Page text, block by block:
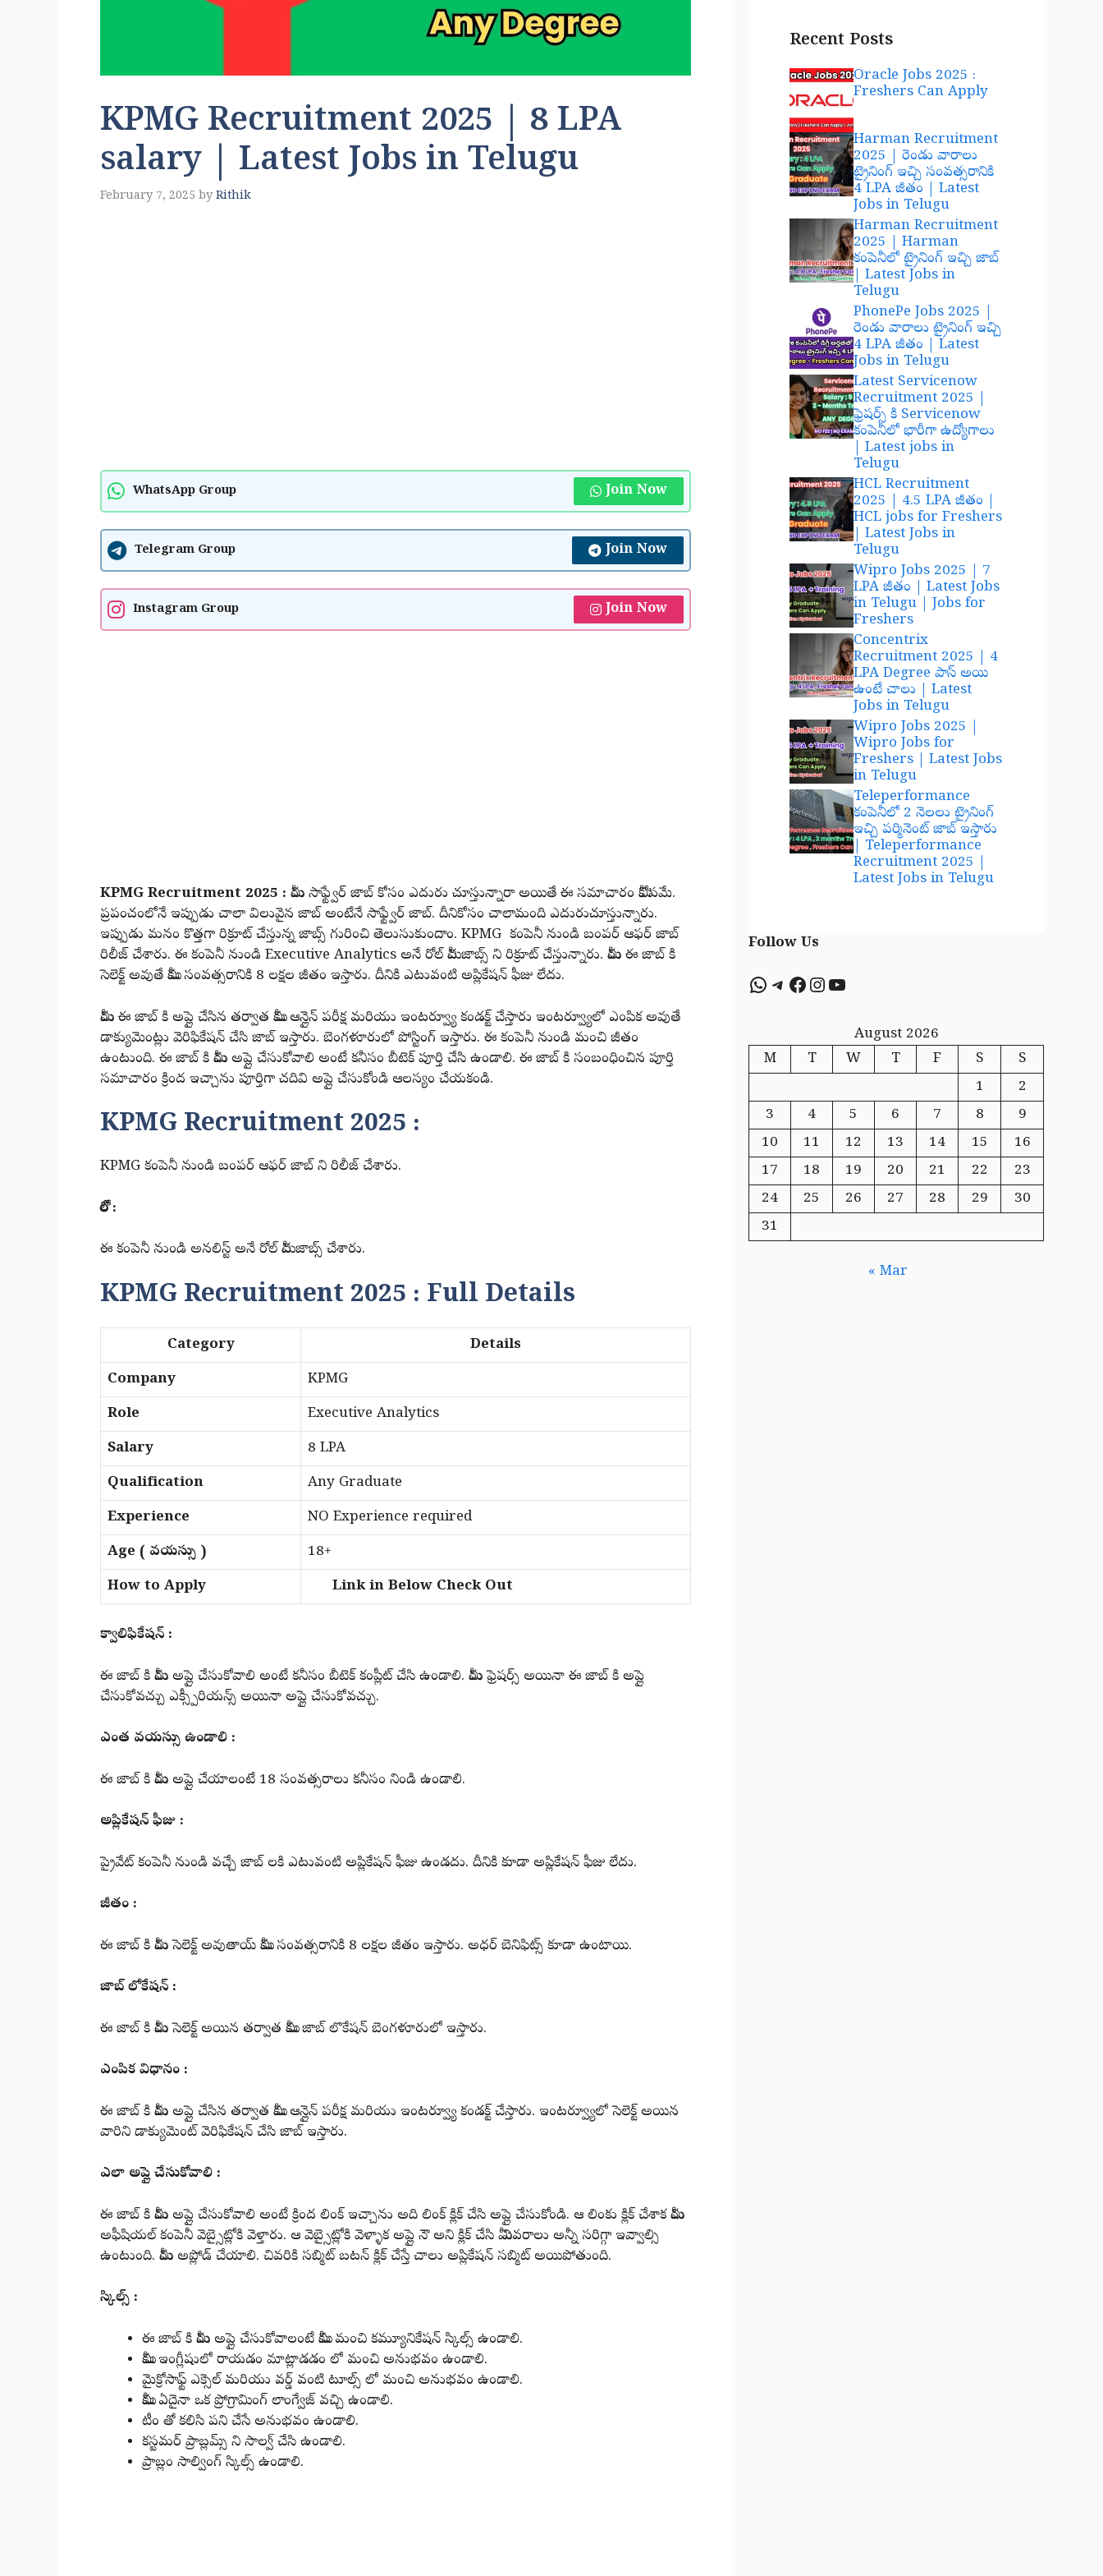
KPMG Recruitment 2025 | 8 LPA
salary | Latest Jobs in Telugu
February 7, 2025 by Rithik
WhatsApp Group Join Now
Telegram Group Join Now
Instagram Group Join Now
KPMG Recruitment 2025 : మీరు సాఫ్ట్వేర్ జాబ్ కోసం ఎదురు చూస్తున్నారా అయితే ఈ సమాచారం మీకోసమే.
ప్రపంచంలోనే ఇప్పుడు చాలా విలువైన జాబ్ అంటేనే సాఫ్ట్వేర్ జాబ్. దీనికోసం చాలామంది ఎదురుచూస్తున్నారు.
ఇప్పుడు మనం కొత్తగా రిక్రూట్ చేస్తున్న జాబ్స్ గురించి తెలుసుకుందాం. KPMG కంపెనీ నుండి బంపర్ ఆఫర్ జాబ్
రిలీజ్ చేశారు. ఈ కంపెనీ నుండి Executive Analytics అనే రోల్ మీద జాబ్స్ ని రిక్రూట్ చేస్తున్నారు. మీరు ఈ జాబ్ కి
సెలెక్ట్ అవుతే మీకు సంవత్సరానికి 8 లక్షల జీతం ఇస్తారు. దీనికి ఎటువంటి అప్లికేషన్ ఫీజు లేదు.
మీరు ఈ జాబ్ కి అప్లై చేసిన తర్వాత మీకు ఆన్లైన్ పరీక్ష మరియు ఇంటర్వ్యూ కండక్ట్ చేస్తారు ఇంటర్వ్యూలో ఎంపిక అవుతే
డాక్యుమెంట్లు వెరిఫికేషన్ చేసి జాబ్ ఇస్తారు. బెంగళూరులో పోస్టింగ్ ఇస్తారు. ఈ కంపెనీ నుండి మంచి జీతం
ఉంటుంది. ఈ జాబ్ కి మీరు అప్లై చేసుకోవాలి అంటే కనీసం బీటెక్ పూర్తి చేసి ఉండాలి. ఈ జాబ్ కి సంబంధించిన పూర్తి
సమాచారం క్రింద ఇచ్చాను పూర్తిగా చదివి అప్లై చేసుకోండి ఆలస్యం చేయకండి.
KPMG Recruitment 2025 :
KPMG కంపెనీ నుండి బంపర్ ఆఫర్ జాబ్ ని రిలీజ్ చేశారు.
రోల్ :
ఈ కంపెనీ నుండి అనలిస్ట్ అనే రోల్ మీద జాబ్స్ చేశారు.
KPMG Recruitment 2025 : Full Details
Category
Details
Company
KPMG
Role
Executive Analytics
Salary
8 LPA
Qualification
Any Graduate
Experience
NO Experience required
Age ( వయస్సు )
18+
How to Apply
Link in Below Check Out
క్వాలిఫికేషన్ :
ఈ జాబ్ కి మీరు అప్లై చేసుకోవాలి అంటే కనీసం బీటెక్ కంప్లీట్ చేసి ఉండాలి. మీరు ఫ్రెషర్స్ అయినా ఈ జాబ్ కి అప్లై
చేసుకోవచ్చు ఎక్స్పీరియన్స్ అయినా అప్లై చేసుకోవచ్చు.
ఎంత వయస్సు ఉండాలి :
ఈ జాబ్ కి మీరు అప్లై చేయాలంటే 18 సంవత్సరాలు కనీసం నిండి ఉండాలి.
అప్లికేషన్ ఫీజు :
ప్రైవేట్ కంపెనీ నుండి వచ్చే జాబ్ లకి ఎటువంటి అప్లికేషన్ ఫీజు ఉండదు. దీనికి కూడా అప్లికేషన్ ఫీజు లేదు.
జీతం :
ఈ జాబ్ కి మీరు సెలెక్ట్ అవుతాయ్ మీకు సంవత్సరానికి 8 లక్షల జీతం ఇస్తారు. అధర్ బెనిఫిట్స్ కూడా ఉంటాయి.
జాబ్ లోకేషన్ :
ఈ జాబ్ కి మీరు సెలెక్ట్ అయిన తర్వాత మీకు జాబ్ లొకేషన్ బెంగళూరులో ఇస్తారు.
ఎంపిక విధానం :
ఈ జాబ్ కి మీరు అప్లై చేసిన తర్వాత మీకు ఆన్లైన్ పరీక్ష మరియు ఇంటర్వ్యూ కండక్ట్ చేస్తారు. ఇంటర్వ్యూలో సెలెక్ట్ అయిన
వారిని డాక్యుమెంట్ వెరిఫికేషన్ చేసి జాబ్ ఇస్తారు.
ఎలా అప్లై చేసుకోవాలి :
ఈ జాబ్ కి మీరు అప్లై చేసుకోవాలి అంటే క్రింద లింక్ ఇచ్చాను అది లింక్ క్లిక్ చేసి అప్లై చేసుకోండి. ఆ లింకు క్లిక్ చేశాక మీరు
అఫీషియల్ కంపెనీ వెబ్సైట్లోకి వెళ్తారు. ఆ వెబ్సైట్లోకి వెళ్ళాక అప్లై నౌ అని క్లిక్ చేసి మీ వివరాలు అన్నీ సరిగ్గా ఇవ్వాల్సి
ఉంటుంది. మీరు అప్లోడ్ చేయాలి. చివరికి సబ్మిట్ బటన్ క్లిక్ చేస్తే చాలు అప్లికేషన్ సబ్మిట్ అయిపోతుంది.
స్కిల్స్ :
ఈ జాబ్ కి మీరు అప్లై చేసుకోవాలంటే మీకు మంచి కమ్యూనికేషన్ స్కిల్స్ ఉండాలి.
మీకు ఇంగ్లీషులో రాయడం మాట్లాడడం లో మంచి అనుభవం ఉండాలి.
మైక్రోసాఫ్ట్ ఎక్సెల్ మరియు వర్డ్ వంటి టూల్స్ లో మంచి అనుభవం ఉండాలి.
మీకు ఏదైనా ఒక ప్రోగ్రామింగ్ లాంగ్వేజ్ వచ్చి ఉండాలి.
టీం తో కలిసి పని చేసే అనుభవం ఉండాలి.
కస్టమర్ ప్రాబ్లమ్స్ ని సాల్వ్ చేసి ఉండాలి.
ప్రాబ్లం సాల్వింగ్ స్కిల్స్ ఉండాలి.
Recent Posts
Oracle Jobs 2025 :
Freshers Can Apply
Harman Recruitment
2025 | రెండు వారాలు
ట్రైనింగ్ ఇచ్చి సంవత్సరానికి
4 LPA జీతం | Latest
Jobs in Telugu
Harman Recruitment
2025 | Harman
కంపెనీలో ట్రైనింగ్ ఇచ్చి జాబ్
| Latest Jobs in
Telugu
PhonePe Jobs 2025 |
రెండు వారాలు ట్రైనింగ్ ఇచ్చి
4 LPA జీతం | Latest
Jobs in Telugu
Latest Servicenow
Recruitment 2025 |
ఫ్రెషర్స్ కి Servicenow
కంపెనీలో భారీగా ఉద్యోగాలు
| Latest jobs in
Telugu
HCL Recruitment
2025 | 4.5 LPA జీతం |
HCL jobs for Freshers
| Latest Jobs in
Telugu
Wipro Jobs 2025 | 7
LPA జీతం | Latest Jobs
in Telugu | Jobs for
Freshers
Concentrix
Recruitment 2025 | 4
LPA Degree పాస్ అయి
ఉంటే చాలు | Latest
Jobs in Telugu
Wipro Jobs 2025 |
Wipro Jobs for
Freshers | Latest Jobs
in Telugu
Teleperformance
కంపెనీలో 2 నెలలు ట్రైనింగ్
ఇచ్చి పర్మినెంట్ జాబ్ ఇస్తారు
| Teleperformance
Recruitment 2025 |
Latest Jobs in Telugu
Follow Us
WhatsApp
Telegram
Facebook
Instagram
YouTube
August 2026
M
T W T F S
S
1
2
3
4 5 6 7 8
9
10
11 12 13 14 15
16
17
18 19 20 21 22
23
24
25 26 27 28 29
30
31
« Mar